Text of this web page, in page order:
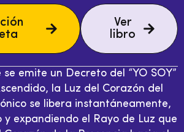
emite un Decreto del “YO SOY”
la Luz del Corazón del
se libera instantáneamente,
y expandiendo el Rayo de Luz que
Ver
libro